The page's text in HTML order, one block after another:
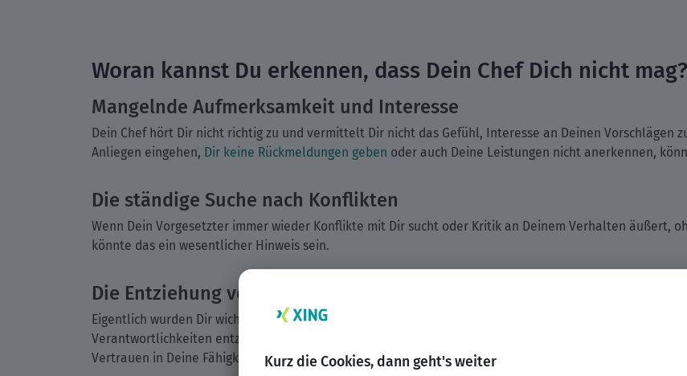
Woran kannst Du erkennen, dass Dein Chef Dich nicht mag?
Mangelnde Aufmerksamkeit und Interesse
Dein Chef hört Dir nicht richtig zu und vermittelt Dir nicht das Gefühl, Interesse an Deinen Vorschlägen
Anliegen eingehen, Dir keine Rückmeldungen geben oder auch Deine Leistungen nicht anerkennen,
Die ständige Suche nach Konflikten
Wenn Dein Vorgesetzter immer wieder Konflikte mit Dir sucht oder Kritik an Deinem Verhalten äußert,
könnte das ein wesentlicher Hinweis sein.
Die Entziehung von Verantwortung
Eigentlich wurden Dir wichtige Aufgaben übertragen, die Dir jedoch durch Deinen Chef wieder
Verantwortlichkeiten entziehen und Dich dazu nicht einmal in wichtige Entscheidungen mehr mit
Vertrauen in Deine Fähigkeiten und somit in Dich hat.